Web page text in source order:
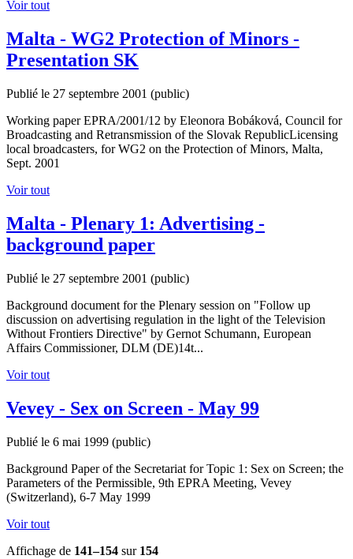
Voir tout
Malta - WG2 Protection of Minors -
Presentation SK
Publié le 27 septembre 2001 (public)
Working paper EPRA/2001/12 by Eleonora Bobáková, Council for
Broadcasting and Retransmission of the Slovak RepublicLicensing
local broadcasters, for WG2 on the Protection of Minors, Malta,
Sept. 2001
Voir tout
Malta - Plenary 1: Advertising -
background paper
Publié le 27 septembre 2001 (public)
Background document for the Plenary session on "Follow up
discussion on advertising regulation in the light of the Television
Without Frontiers Directive" by Gernot Schumann, European
Affairs Commissioner, DLM (DE)14t...
Voir tout
Vevey - Sex on Screen - May 99
Publié le 6 mai 1999 (public)
Background Paper of the Secretariat for Topic 1: Sex on Screen; the
Parameters of the Permissible, 9th EPRA Meeting, Vevey
(Switzerland), 6-7 May 1999
Voir tout
Affichage de 141–154 sur 154